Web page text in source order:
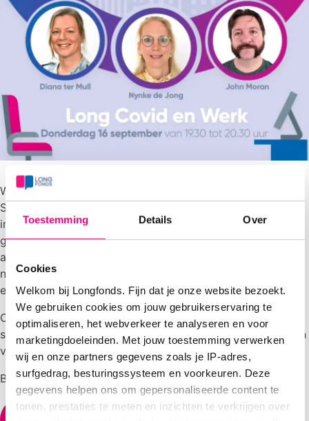
Toestemming Details Over
Cookies
Welkom bij Longfonds. Fijn dat je onze website bezoekt.
We gebruiken cookies om jouw gebruikerservaring te
optimaliseren, het webverkeer te analyseren en voor
marketingdoeleinden. Met jouw toestemming verwerken
wij en onze partners gegevens zoals je IP-adres,
surfgedrag, besturingssysteem en voorkeuren. Deze
gegevens helpen ons om gepersonaliseerde content te
tonen, prestaties te meten en inzichten te verkrijgen over
Wij organiseren dit webinar in samenwerking met C-
Support en Beatrixoord Arbeid. Vanuit verschillende
invalshoeken worden ervaringen, informatie en tips
gedeeld. Sprekers zijn: Nynke de Jong -
arbeidsdeskundige bij Beatrixoord Arbeid, Diana ter Mull -
nazorgadviseur bij C-support en John Moran -
ervaringsdeskundige.
Om mee te doen heb je alleen een computer, tablet of
smartphone nodig. Het webinar is later ook terug te kijken
via
coronaplein.nu
Ben je geïnteresseerd?